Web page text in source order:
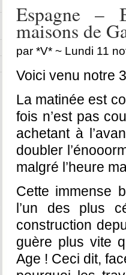
Espagne –
maisons de
par *V* ~ Lundi 11
Voici venu notre
La matinée est
fois n’est pas
achetant à
doubler
malgré l’heure
Cette immense
l’un des plus
construction
guère plus vite
Age ! Ceci dit,